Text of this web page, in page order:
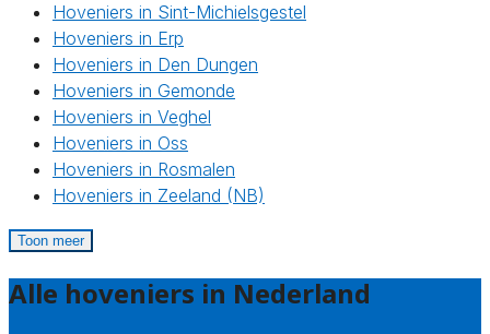
Hoveniers in Sint-Michielsgestel
Hoveniers in Erp
Hoveniers in Den Dungen
Hoveniers in Gemonde
Hoveniers in Veghel
Hoveniers in Oss
Hoveniers in Rosmalen
Hoveniers in Zeeland (NB)
Toon meer
Alle hoveniers in Nederland